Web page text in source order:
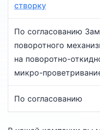
створку
По согласованию
поворотного
на поворотно-
микро-
По согласованию